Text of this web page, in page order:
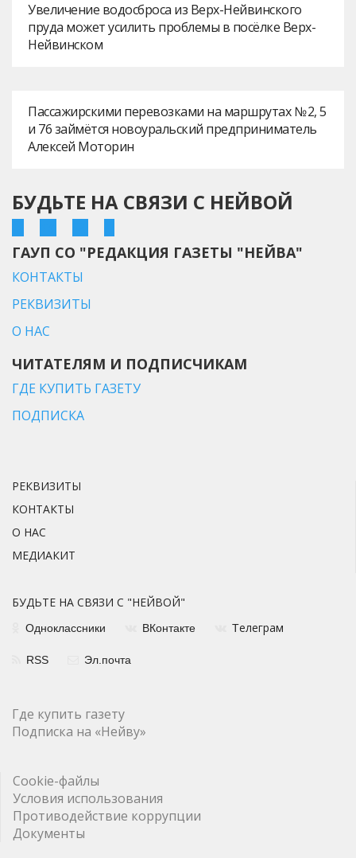
Увеличение водосброса из Верх-Нейвинского
пруда может усилить проблемы в посёлке Верх-
Нейвинском
Пассажирскими перевозками на маршрутах № 2, 5
и 76 займётся новоуральский предприниматель
Алексей Моторин
БУДЬТЕ НА СВЯЗИ С НЕЙВОЙ
ГАУП СО "РЕДАКЦИЯ ГАЗЕТЫ "НЕЙВА"
КОНТАКТЫ
РЕКВИЗИТЫ
О НАС
ЧИТАТЕЛЯМ И ПОДПИСЧИКАМ
ГДЕ КУПИТЬ ГАЗЕТУ
ПОДПИСКА
РЕКВИЗИТЫ
КОНТАКТЫ
О НАС
МЕДИАКИТ
БУДЬТЕ НА СВЯЗИ С "НЕЙВОЙ"
Одноклассники ВКонтакте Телеграм
RSS Эл.почта
Где купить газету
Подписка на «Нейву»
Cookie-файлы
Условия использования
Противодействие коррупции
Документы